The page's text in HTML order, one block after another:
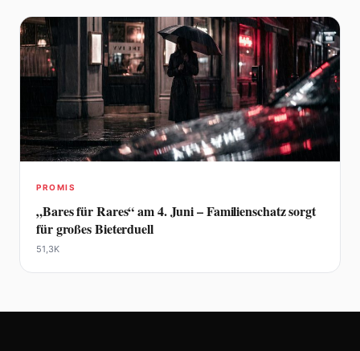
PROMIS
„Bares für Rares“ am 4. Juni – Familienschatz sorgt
für großes Bieterduell
51,3K